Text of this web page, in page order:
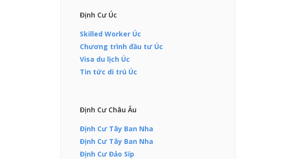
Định Cư Úc
Skilled Worker Úc
Chương trình đầu tư Úc
Visa du lịch Úc
Tin tức di trú Úc
Định Cư Châu Âu
Định Cư Tây Ban Nha
Định Cư Tây Ban Nha
Định Cư Đảo Síp